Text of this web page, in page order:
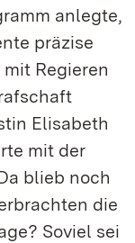
anlegte,
präzise
Regieren
Elisabeth
mit der
blieb noch
die
Soviel sei